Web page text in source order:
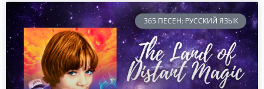
365 ПЕСЕН: РУССКИЙ ЯЗЫК